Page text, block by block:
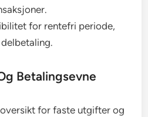
for rentefri periode,
Betalingsevne
for faste utgifter og